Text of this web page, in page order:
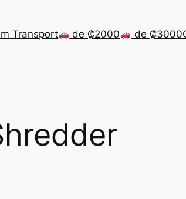
Transport de ₡2000 de ₡3000